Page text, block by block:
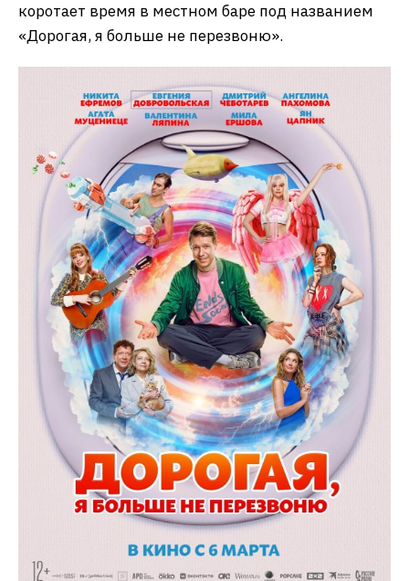
коротает время в местном баре под названием
«Дорогая, я больше не перезвоню».